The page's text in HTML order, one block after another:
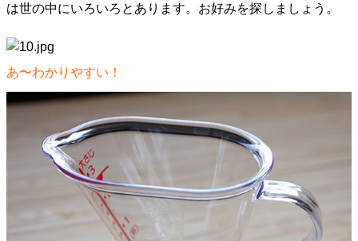
は世の中にいろいろとあります。お好みを探しましょう。
あ〜わかりやすい！